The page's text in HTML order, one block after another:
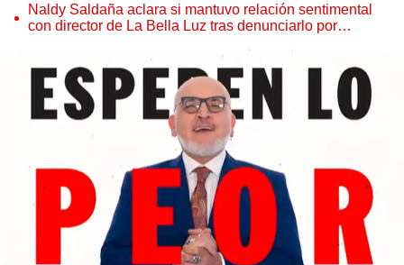
Naldy Saldaña aclara si mantuvo relación sentimental
con director de La Bella Luz tras denunciarlo por